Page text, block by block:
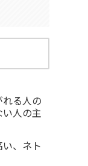
る人の
人の主
、ネト